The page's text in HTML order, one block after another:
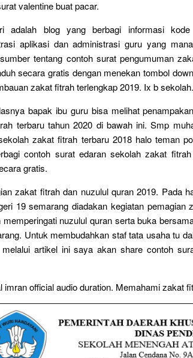
valentine buat pacar.
adalah blog yang berbagi informasi
aplikasi dan administrasi guru yang
tentang contoh surat pengumuman
secara gratis dengan menekan tombol
zakat fitrah terlengkap 2019. Ix b sekolah.
bapak ibu guru bisa melihat
terbaru tahun 2020 di bawah ini. Smp
zakat fitrah terbaru 2018 halo teman
contoh surat edaran sekolah zakat
gratis.
zakat fitrah dan nuzulul quran 2019. Pada
19 semarang diadakan kegiatan pemagian
memperingati nuzulul quran serta buka
Untuk membudahkan staf tata usaha tu
artikel ini saya akan share contoh
imran official audio duration. Memahami zakat